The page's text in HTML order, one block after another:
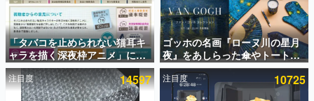
ゲームの企画書
名作ゲームクリエイターの方々に製作時のエピソードをお
聞きし、ヒットする企画（ゲーム）とは何か？を探ってい
きます。
赫本
この物語を解いてはいけない。『赫本』は、〈試験問題〉
の形をした短編ホラー小説集です。
「タバコを止められない猫耳キ
ャラを描く深夜枠アニメ」に視
聴者の一部から批判意見。違法
薬物の使用と思しき描写も含め
て、BPOが議論を交わす
ゴッホの名画『ローヌ川の星月
夜』をあしらった傘やトートバ
ッグなどが登場。8月7日21時よ
り2日間限定で予約販売
注目度 14597 注目度 10725